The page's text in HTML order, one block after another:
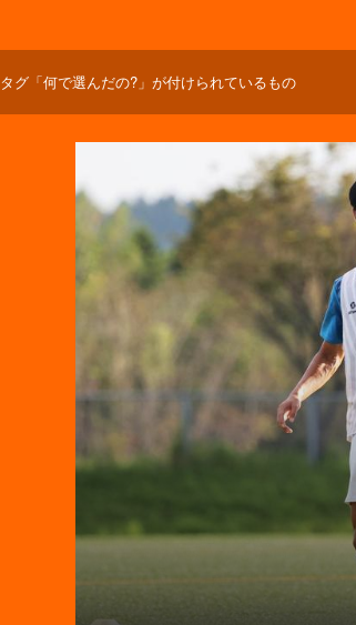
タグ「何で選んだの?」が付けられているもの